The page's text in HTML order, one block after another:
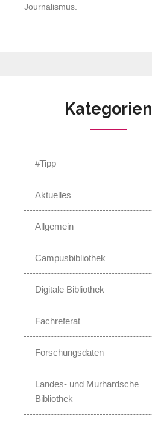
Journalismus.
Kategorien
#Tipp
Aktuelles
Allgemein
Campusbibliothek
Digitale Bibliothek
Fachreferat
Forschungsdaten
Landes- und Murhardsche
Bibliothek